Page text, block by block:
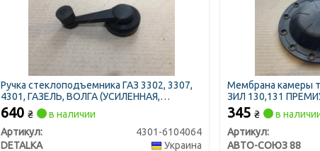
Ручка стеклоподъемника ГАЗ 3302, 3307,
4301, ГАЗЕЛЬ, ВОЛГА (УСИЛЕННАЯ,
цинковый сплав) (DETALKA)
640₴
в наличии
Артикул:
4301-6104064
DETALKA
Украина
Мембрана камеры
ЗИЛ 130,131
345₴
в
Артикул:
АВТО-СОЮЗ 88